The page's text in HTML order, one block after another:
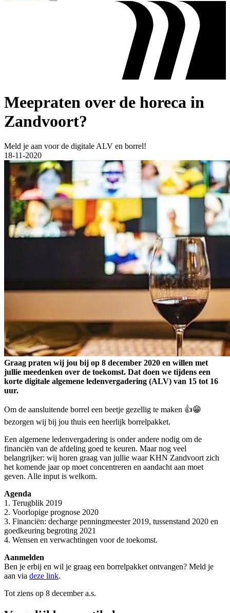
Meepraten over de horeca in
Zandvoort?
Meld je aan voor de digitale ALV en borrel!
18-11-2020
Graag praten wij jou bij op 8 december 2020 en willen met
jullie meedenken over de toekomst. Dat doen we tijdens een
korte digitale algemene ledenvergadering (ALV) van 15 tot 16
uur.
Om de aansluitende borrel een beetje gezellig te maken 👍😁
bezorgen wij bij jou thuis een heerlijk borrelpakket.
Een algemene ledenvergadering is onder andere nodig om de
financiën van de afdeling goed te keuren. Maar nog veel
belangrijker: wij horen graag van jullie waar KHN Zandvoort zich
het komende jaar op moet concentreren en aandacht aan moet
geven. Alle input is welkom.
Agenda
1. Terugblik 2019
2. Voorlopige prognose 2020
3. Financiën: decharge penningmeester 2019, tussenstand 2020 en
goedkeuring begroting 2021
4. Wensen en verwachtingen voor de toekomst.
Aanmelden
Ben je erbij en wil je graag een borrelpakket ontvangen? Meld je
aan via deze link.
Tot ziens op 8 december a.s.